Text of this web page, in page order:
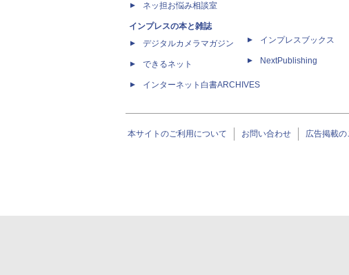
ネッ担お悩み相談室
インプレスの本と雑誌
デジタルカメラマガジン
できるネット
インターネット白書ARCHIVES
インプレスブックス
NextPublishing
本サイトのご利用について お問い合わせ 広告掲載の